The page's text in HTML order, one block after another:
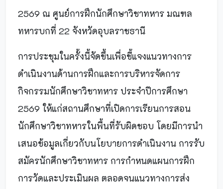
2569 ณ ศูนย์การฝึกนักศึกษาวิชาทหาร มณฑล
ทหารบกที่ 22 จังหวัดอุบลราชธานี
การประชุมในครั้งนี้จัดขึ้นเพื่อชี้แจงแนวทางการ
ดำเนินงานด้านการฝึกและการบริหารจัดการ
กิจกรรมนักศึกษาวิชาทหาร ประจำปีการศึกษา
2569 ให้แก่สถานศึกษาที่เปิดการเรียนการสอน
นักศึกษาวิชาทหารในพื้นที่รับผิดชอบ โดยมีการนำ
เสนอข้อมูลเกี่ยวกับนโยบายการดำเนินงาน การรับ
สมัครนักศึกษาวิชาทหาร การกำหนดแผนการฝึก
การวัดและประเมินผล ตลอดจนแนวทางการส่ง